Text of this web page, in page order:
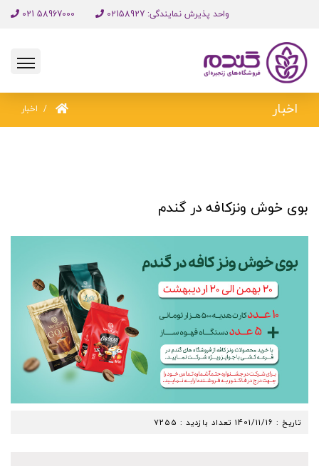
واحد پذیرش نمایندگی: 02158927 58967000 021
اخبار اخبار
بوی خوش ونزکافه در گندم
تاریخ : 1401/11/16 تعداد بازدید : 7255